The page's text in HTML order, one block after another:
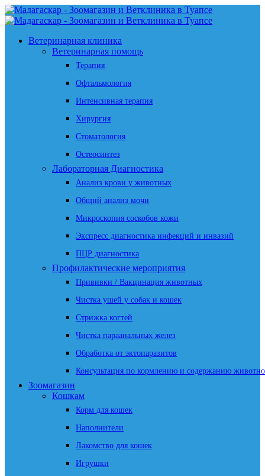
Ветеринарная клиника
Ветеринарная помощь
Терапия
Офтальмология
Интенсивная терапия
Хирургия
Стоматология
Остеосинтез
Лабораторная Диагностика
Анализ крови у животных
Общий анализ мочи
Микроскопия соскобов кожи
Экспресс диагностика инфекций и инвазий
ПЦР диагностика
Профилактические мероприятия
Прививки / Вакцинация животных
Чистка ушей у собак и кошек
Стрижка когтей
Чистка параанальных желез
Обработка от эктопаразитов
Консультация по кормлению и содержанию
Зоомагазин
Кошкам
Корм для кошек
Наполнители
Лакомство для кошек
Игрушки